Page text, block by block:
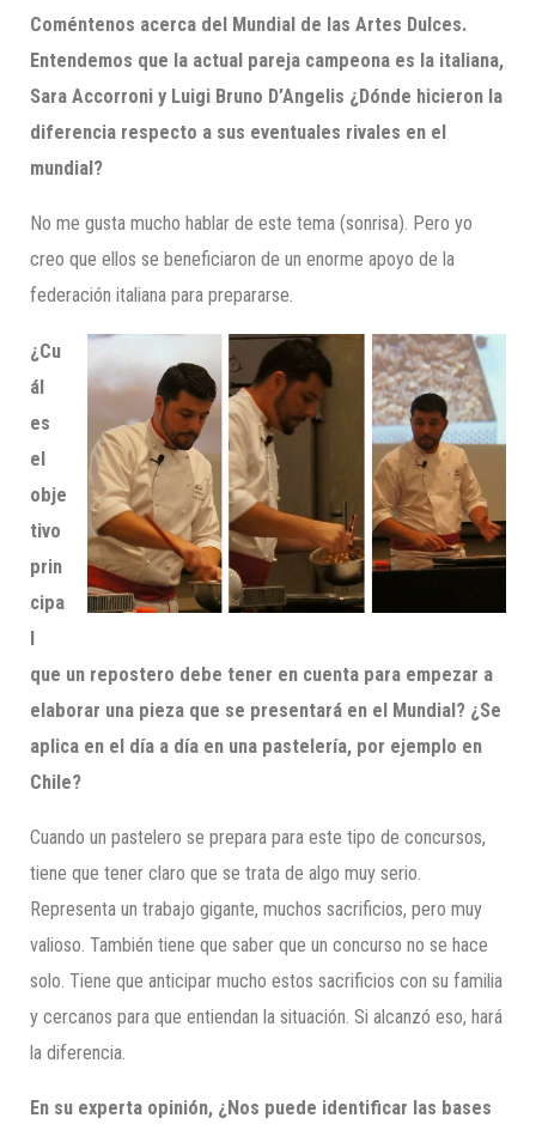
Coméntenos acerca del Mundial de las Artes Dulces.
Entendemos que la actual pareja campeona es la italiana,
SaraAccorroni y Luigi Bruno D’Angelis ¿Dónde hicieron la
diferencia respecto a sus eventuales rivales en el
mundial?
No me gusta mucho hablar de este tema (sonrisa). Pero yo
creo que ellos se beneficiaron de un enorme apoyo de la
federación italiana para prepararse.
¿Cu
ál
es
el
obje
tivo
prin
cipa
l
que un repostero debe tener en cuenta para empezar a
elaborar una pieza que se presentará en el Mundial? ¿Se
aplica en el día a día en una pastelería, por ejemplo en
Chile?
Cuando un pastelero se prepara para este tipo de concursos,
tiene que tener claro que se trata de algo muy serio.
Representa un trabajo gigante, muchos sacrificios, pero muy
valioso. También tiene que saber que un concurso no se hace
solo. Tiene que anticipar mucho estos sacrificios con su familia
y cercanos para que entiendan la situación. Si alcanzó eso, hará
la diferencia.
En su experta opinión, ¿Nos puede identificar las bases